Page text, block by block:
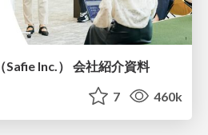
Inc.） 会社紹介資料
7 460k